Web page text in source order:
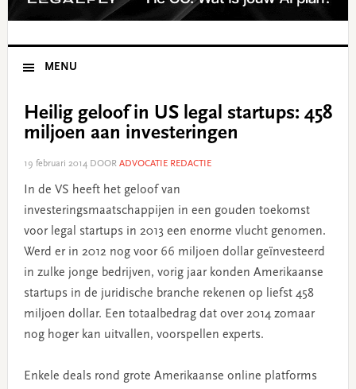
MENU
Heilig geloof in US legal startups: 458
miljoen aan investeringen
19 februari 2014DOOR ADVOCATIE REDACTIE
In de VS heeft het geloof van
investeringsmaatschappijen in een gouden toekomst
voor legal startups in 2013 een enorme vlucht genomen.
Werd er in 2012 nog voor 66 miljoen dollar geïnvesteerd
in zulke jonge bedrijven, vorig jaar konden Amerikaanse
startups in de juridische branche rekenen op liefst 458
miljoen dollar. Een totaalbedrag dat over 2014 zomaar
nog hoger kan uitvallen, voorspellen experts.
Enkele deals rond grote Amerikaanse online platforms